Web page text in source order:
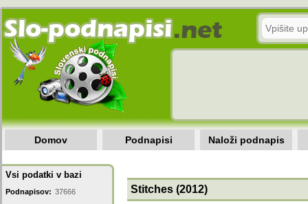
Domov Podnapisi Naloži podnapis
Vsi podatki v bazi
Podnapisov: 37666 Stitches (2012)